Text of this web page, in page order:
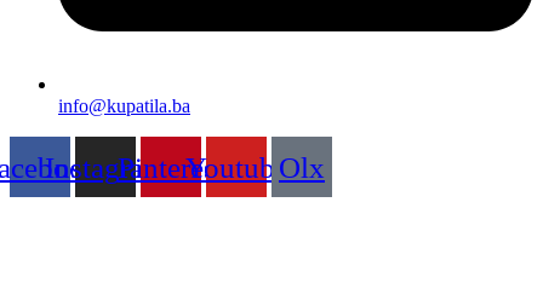
info@kupatila.ba
InstagramPinterestYoutubeOlx